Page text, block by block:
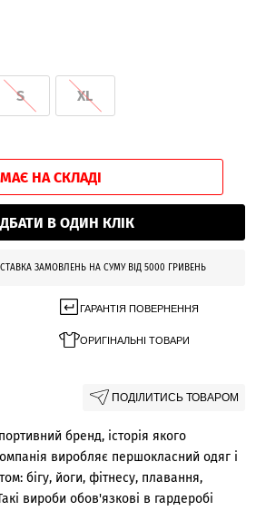
S XL
НА СКЛАДІ
В ОДИН КЛІК
ЗАМОВЛЕНЬ НА СУМУ ВІД 5000 ГРИВЕНЬ
ГАРАНТІЯ ПОВЕРНЕННЯ
ОРИГІНАЛЬНІ ТОВАРИ
ПОДІЛИТИСЬ ТОВАРОМ
бренд, історія якого
виробляє першокласний одяг і
бігу, йоги, фітнесу, плавання,
вироби обов'язкові в гардеробі